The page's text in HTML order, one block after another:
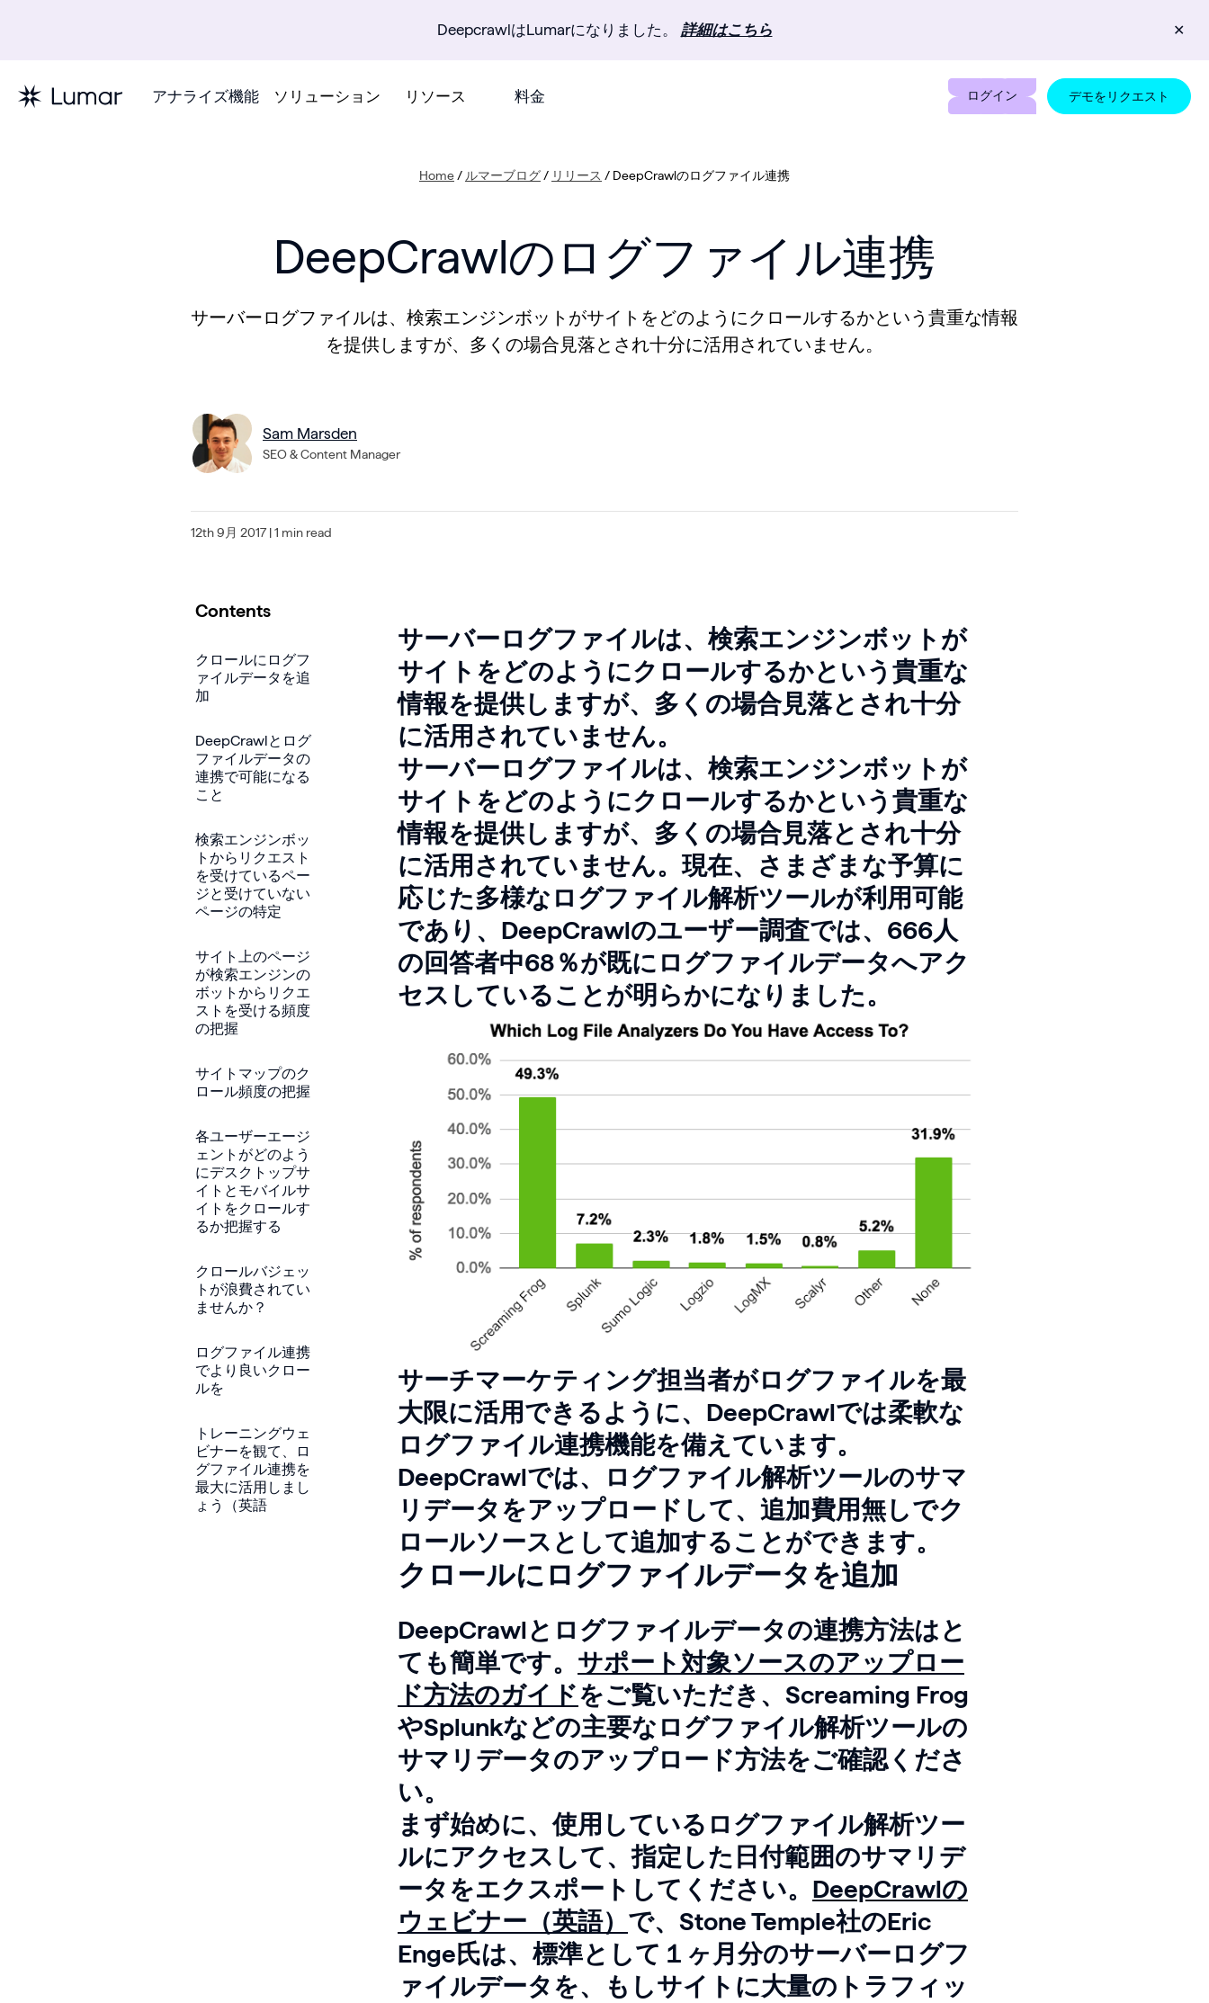
DeepcrawlはLumarになりました。 詳細はこちら ✕
アナライズ機能 ソリューション リソース 料金 ログイン デモをリクエスト
Home / ルマーブログ / リリース / DeepCrawlのログファイル連携
DeepCrawlのログファイル連携
サーバーログファイルは、検索エンジンボットがサイトをどのようにクロールするかという貴重な情報
を提供しますが、多くの場合見落とされ十分に活用されていません。
Sam Marsden
SEO & Content Manager
12th 9月 2017 | 1 min read
Contents
クロールにログフ
ァイルデータを追
加
DeepCrawlとログ
ファイルデータの
連携で可能になる
こと
検索エンジンボッ
トからリクエスト
を受けているペー
ジと受けていない
ページの特定
サイト上のページ
が検索エンジンの
ボットからリクエ
ストを受ける頻度
の把握
サイトマップのク
ロール頻度の把握
各ユーザーエージ
ェントがどのよう
にデスクトップサ
イトとモバイルサ
イトをクロールす
るか把握する
クロールバジェッ
トが浪費されてい
ませんか？
ログファイル連携
でより良いクロー
ルを
トレーニングウェ
ビナーを観て、ロ
グファイル連携を
最大に活用しまし
ょう（英語
サーバーログファイルは、検索エンジンボットが
サイトをどのようにクロールするかという貴重な
情報を提供しますが、多くの場合見落とされ十分
に活用されていません。
サーバーログファイルは、検索エンジンボットが
サイトをどのようにクロールするかという貴重な
情報を提供しますが、多くの場合見落とされ十分
に活用されていません。現在、さまざまな予算に
応じた多様なログファイル解析ツールが利用可能
であり、DeepCrawlのユーザー調査では、666人
の回答者中68％が既にログファイルデータへアク
セスしていることが明らかになりました。
サーチマーケティング担当者がログファイルを最
大限に活用できるように、DeepCrawlでは柔軟な
ログファイル連携機能を備えています。
DeepCrawlでは、ログファイル解析ツールのサマ
リデータをアップロードして、追加費用無しでク
ロールソースとして追加することができます。
クロールにログファイルデータを追加
DeepCrawlとログファイルデータの連携方法はと
ても簡単です。 サポート対象ソースのアップロー
ド方法のガイドをご覧いただき、Screaming Frog
やSplunkなどの主要なログファイル解析ツールの
サマリデータのアップロード方法をご確認くださ
い。
まず始めに、使用しているログファイル解析ツー
ルにアクセスして、指定した日付範囲のサマリデ
ータをエクスポートしてください。 DeepCrawlの
ウェビナー（英語） で、Stone Temple社のEric
Enge氏は、標準として１ヶ月分のサーバーログフ
ァイルデータを、もしサイトに大量のトラフィッ